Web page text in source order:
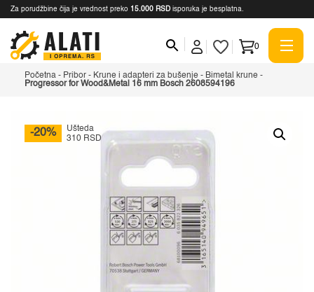
Za porudžbine čija je vrednost preko 15.000 RSD isporuka je besplatna.
0
Početna - Pribor - Krune i adapteri za bušenje - Bimetal krune -
Progressor for Wood&Metal 16 mm Bosch 2608594196
-20%
Ušteda
310 RSD